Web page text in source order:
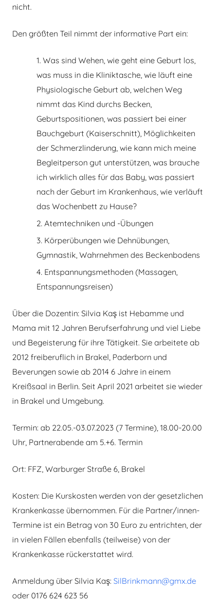
nicht.
Den größten Teil nimmt der informative Part ein:
Was sind Wehen, wie geht eine Geburt los,
was muss in die Kliniktasche, wie läuft eine
Physiologische Geburt ab, welchen Weg
nimmt das Kind durchs Becken,
Geburtspositionen, was passiert bei einer
Bauchgeburt (Kaiserschnitt), Möglichkeiten
der Schmerzlinderung, wie kann mich meine
Begleitperson gut unterstützen, was brauche
ich wirklich alles für das Baby, was passiert
nach der Geburt im Krankenhaus, wie verläuft
das Wochenbett zu Hause?
Atemtechniken und -Übungen
Körperübungen wie Dehnübungen,
Gymnastik, Wahrnehmen des Beckenbodens
Entspannungsmethoden (Massagen,
Entspannungsreisen)
Über die Dozentin: Silvia Kaş ist Hebamme und
Mama mit 12 Jahren Berufserfahrung und viel Liebe
und Begeisterung für ihre Tätigkeit. Sie arbeitete ab
2012 freiberuflich in Brakel, Paderborn und
Beverungen sowie ab 2014 6 Jahre in einem
Kreißsaal in Berlin. Seit April 2021 arbeitet sie wieder
in Brakel und Umgebung.
Termin: ab 22.05.-03.07.2023 (7 Termine), 18.00-20.00
Uhr, Partnerabende am 5.+6. Termin
Ort: FFZ, Warburger Straße 6, Brakel
Kosten: Die Kurskosten werden von der gesetzlichen
Krankenkasse übernommen. Für die Partner/innen-
Termine ist ein Betrag von 30 Euro zu entrichten, der
in vielen Fällen ebenfalls (teilweise) von der
Krankenkasse rückerstattet wird.
Anmeldung über Silvia Kaş:SilBrinkmann@gmx.de
oder 0176 624 623 56